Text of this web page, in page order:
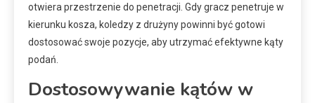
otwiera przestrzenie do penetracji. Gdy gracz penetruje w
kierunku kosza, koledzy z drużyny powinni być gotowi
dostosować swoje pozycje, aby utrzymać efektywne kąty
podań.
Dostosowywanie kątów w